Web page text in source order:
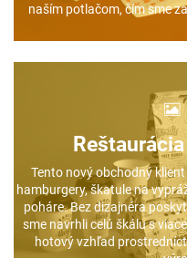
naším potlačom, čím sme
Tento nový obchodný
hamburgery, škatule na
poháre. Bez dizajnéra
sme navrhli celú škálu s
hotový vzhľad